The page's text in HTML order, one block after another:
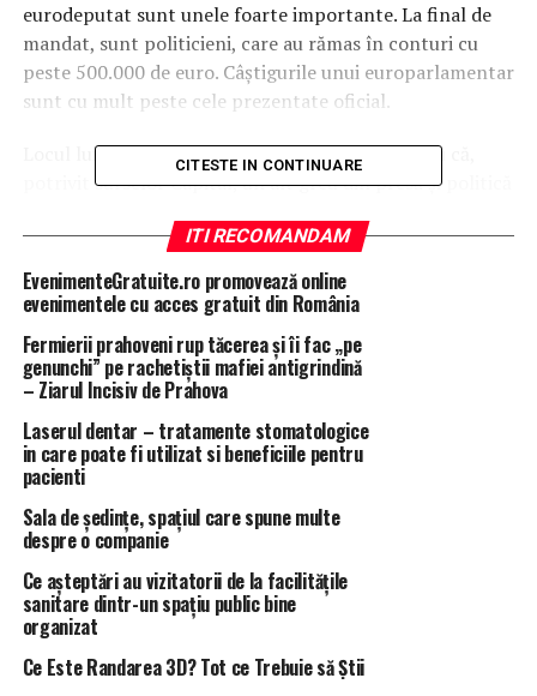
eurodeputat sunt unele foarte importante. La final de
mandat, sunt politicieni, care au rămas în conturi cu
peste 500.000 de euro. Câştigurile unui europarlamentar
sunt cu mult peste cele prezentate oficial.
Locul lui Rareş Bogdan nu va rămâne gol, pentru că,
potrivit surselor Capital, un alt greu din presă şi politică
Este vorba despre Robert Turcescu, care probabil o
bună perioadă de timp va fi şi deputat PMP şi moderator
tv. Jurnalistul oricum nu mai avea şanse să prindă încă
Băsescu, aşa că probabil acesta a fost motivul pentru
care a ales să se întoarcă la prima lui dragoste, presa.
ARTICOLE PE ACEIASI TEMA: PRIMA
URMATORUL
Surpriză de proporții din Costa Rica: Elena Udrea îi ia
prin surprindere pe judecători: E gata să renunțe la tot |
BrasovulMeu
NU RATATI
EXCLUSIV/ACTIVITATEA INFRACTIONALA A “UNELTEI”
PROCURORULUI NEGULESCU MIRCEA, DIRECTOR
“SUSPENDAT SI NU PREA”AL POLITIEI LOCALE PLOIESTI,
CITESTE IN CONTINUARE
ITI RECOMANDAM
EvenimenteGratuite.ro promovează online
evenimentele cu acces gratuit din România
Fermierii prahoveni rup tăcerea și îi fac „pe
genunchi” pe rachetiștii mafiei antigrindină
– Ziarul Incisiv de Prahova
Laserul dentar – tratamente stomatologice
in care poate fi utilizat si beneficiile pentru
pacienti
Sala de ședințe, spațiul care spune multe
despre o companie
Ce așteptări au vizitatorii de la facilitățile
sanitare dintr-un spațiu public bine
organizat
Ce Este Randarea 3D? Tot ce Trebuie să Știi